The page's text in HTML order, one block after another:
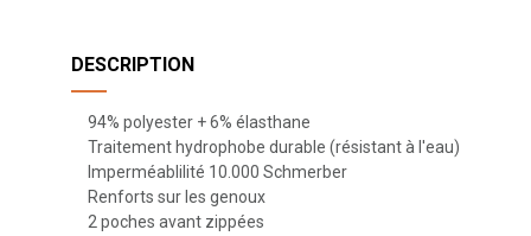
DESCRIPTION
94% polyester + 6% élasthane
Traitement hydrophobe durable (résistant à l'eau)
Imperméablilité 10.000 Schmerber
Renforts sur les genoux
2 poches avant zippées